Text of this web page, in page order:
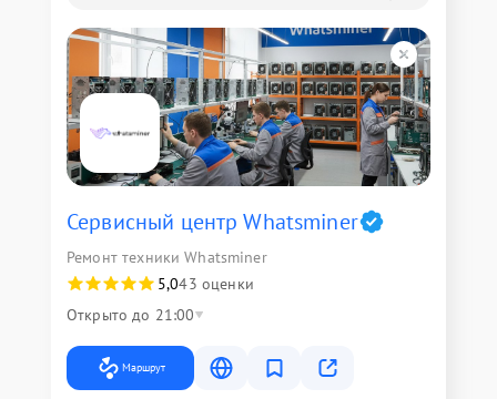
Сервисный центр Whatsminer
Ремонт техники Whatsminer
5,043 оценки
Открыто до 21:00
Маршрут